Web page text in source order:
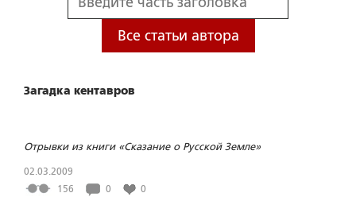
Все статьи автора
Загадка кентавров
Отрывки из книги «Сказание о Русской Земле»
02.03.2009
156
0 0